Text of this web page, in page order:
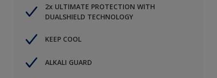
2x ULTIMATE PROTECTION WITH
DUALSHIELD TECHNOLOGY
KEEP COOL
ALKALI GUARD